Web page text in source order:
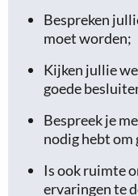
Bespreken
moet worden;
Kijken jullie
goede
Bespreek je
nodig hebt om
Is ook ruimte
ervaringen te